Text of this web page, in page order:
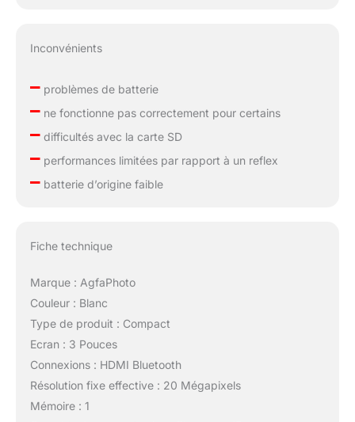
Inconvénients
–problèmes de batterie
–ne fonctionne pas correctement pour certains
–difficultés avec la carte SD
–performances limitées par rapport à un reflex
–batterie d’origine faible
Fiche technique
Marque : AgfaPhoto
Couleur : Blanc
Type de produit : Compact
Ecran : 3 Pouces
Connexions : HDMI Bluetooth
Résolution fixe effective : 20 Mégapixels
Mémoire : 1